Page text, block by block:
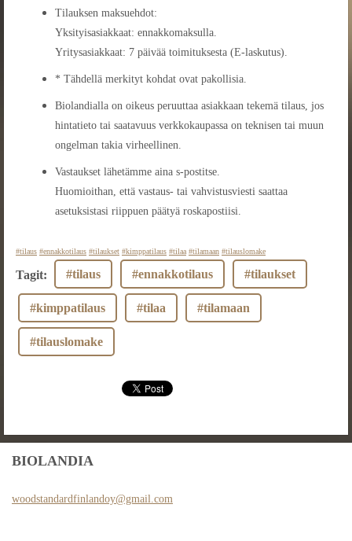
Tilauksen maksuehdot:
Yksityisasiakkaat: ennakkomaksulla.
Yritysasiakkaat: 7 päivää toimituksesta (E-laskutus).
* Tähdellä merkityt kohdat ovat pakollisia.
Biolandialla on oikeus peruuttaa asiakkaan tekemä tilaus, jos
hintatieto tai saatavuus verkkokaupassa on teknisen tai muun
ongelman takia virheellinen.
Vastaukset lähetämme aina s-postitse.
Huomioithan, että vastaus- tai vahvistusviesti saattaa
asetuksistasi riippuen päätyä roskapostiisi.
#tilaus #ennakkotilaus #tilaukset #kimppatilaus #tilaa #tilamaan #tilauslomake
Tagit: #tilaus #ennakkotilaus #tilaukset
#kimppatilaus #tilaa #tilamaan
#tilauslomake
BIOLANDIA
woodstandardfinlandoy@gmail.com